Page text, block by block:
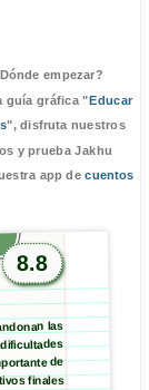
empezar?
guía gráfica "Educar
", disfruta nuestros
y prueba Jakhu
app decuentos
8.8
las
de
finales